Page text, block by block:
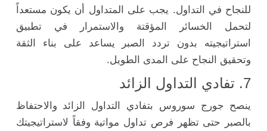
للنجاح في التداول. يجب على المتداول أن يكون مستعداً
لتحمل الخسائر المؤقتة والاستمرار في تطبيق
استراتيجيته بدون تردد الصبر يساعد على بناء الثقة
وتحقيق النجاح على المدى الطويل.
7. تفادي التداول الزائد
ينصح جورج سوروس بتفادي التداول الزائد والاحتفاظ
بالصبر حتى تظهر فرص تداول مواتية وفقاً لاستراتيجيتك